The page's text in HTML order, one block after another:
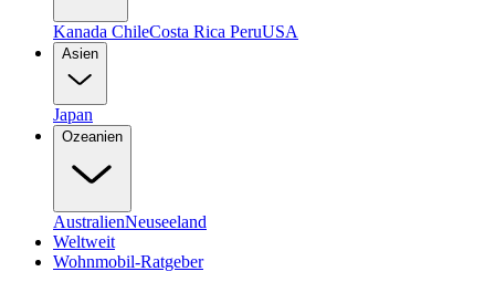
Kanada ChileCosta Rica PeruUSA
Asien
Japan
Ozeanien
AustralienNeuseeland
Weltweit
Wohnmobil-Ratgeber